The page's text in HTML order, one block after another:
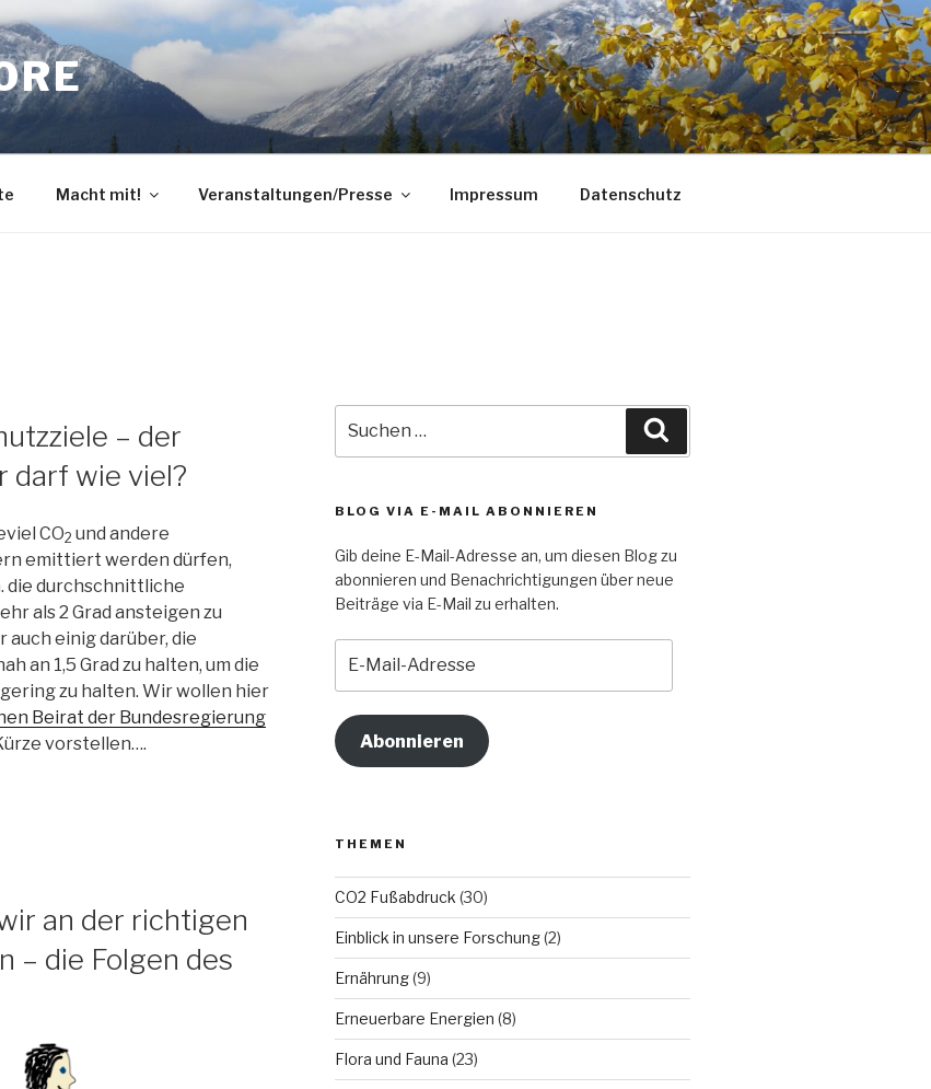
Macht mit! Veranstaltungen/Presse Impressum Datenschutz
– der
darf wie viel?
CO2 und andere
emittiert werden dürfen,
die durchschnittliche
als 2 Grad ansteigen zu
auch einig darüber, die
an 1,5 Grad zu halten, um die
zu halten. Wir wollen hier
Beirat der Bundesregierung
vorstellen….
an der richtigen
– die Folgen des
nach:
BLOG VIA E-MAIL ABONNIEREN
Gib deine E-Mail-Adresse an, um diesen Blog zu
abonnieren und Benachrichtigungen über neue
Beiträge via E-Mail zu erhalten.
Mail-
Adresse
Abonnieren
THEMEN
CO2 Fußabdruck (30)
Einblick in unsere Forschung(2)
Ernährung(9)
Erneuerbare Energien (8)
Flora und Fauna (23)